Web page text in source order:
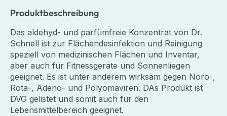
Produktbeschreibung
Das aldehyd- und parfümfreie Konzentrat von Dr.
Schnell ist zur Flächendesinfektion und Reinigung
speziell von medizinischen Flächen und Inventar,
aber auch für Fitnessgeräte und Sonnenliegen
geeignet. Es ist unter anderem wirksam gegen Noro-,
Rota-, Adeno- und Polyomaviren. DAs Produkt ist
DVG gelistet und somit auch für den
Lebensmittelbereich geeignet.